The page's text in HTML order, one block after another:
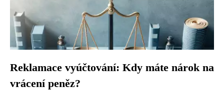
Reklamace vyúčtování: Kdy máte nárok na
vrácení peněz?